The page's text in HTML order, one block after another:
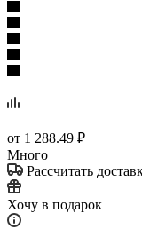
от 1 288.49 ₽
Много
Рассчитать
Хочу в подарок